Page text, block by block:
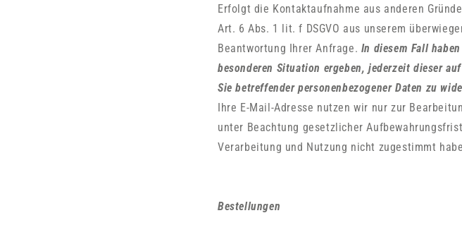
Erfolgt die Kontaktaufnahme aus anderen
Art. 6 Abs. 1 lit. f DSGVO aus unserem
Beantwortung Ihrer Anfrage. In diesem Fall
besonderen Situation ergeben, jederzeit dieser
Sie betreffender personenbezogener Daten zu
Ihre E-Mail-Adresse nutzen wir nur zur
unter Beachtung gesetzlicher
Verarbeitung und Nutzung nicht zugestimmt
Bestellungen